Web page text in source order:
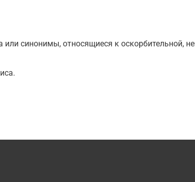
синонимы, относящиеся к оскорбительной,